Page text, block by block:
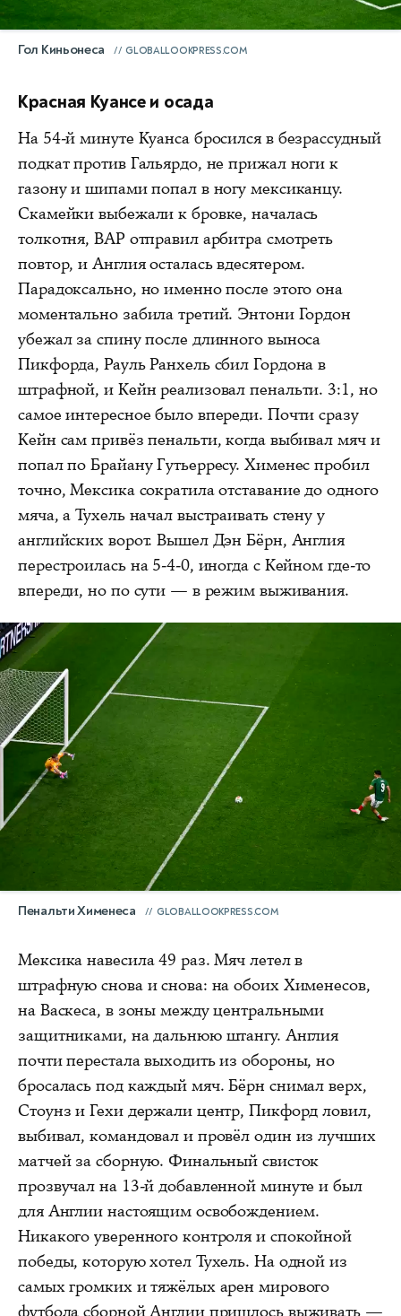
Гол Киньонеса GLOBALLOOKPRESS.COM
Красная Куансе и осада
На 54-й минуте Куанса бросился в безрассудный
подкат против Гальярдо, не прижал ноги к
газону и шипами попал в ногу мексиканцу.
Скамейки выбежали к бровке, началась
толкотня, ВАР отправил арбитра смотреть
повтор, и Англия осталась вдесятером.
Парадоксально, но именно после этого она
моментально забила третий. Энтони Гордон
убежал за спину после длинного выноса
Пикфорда, Рауль Ранхель сбил Гордона в
штрафной, и Кейн реализовал пенальти. 3:1, но
самое интересное было впереди. Почти сразу
Кейн сам привёз пенальти, когда выбивал мяч и
попал по Брайану Гутьерресу. Хименес пробил
точно, Мексика сократила отставание до одного
мяча, а Тухель начал выстраивать стену у
английских ворот. Вышел Дэн Бёрн, Англия
перестроилась на 5-4-0, иногда с Кейном где-то
впереди, но по сути — в режим выживания.
Пенальти Хименеса GLOBALLOOKPRESS.COM
Мексика навесила 49 раз. Мяч летел в
штрафную снова и снова: на обоих Хименесов,
на Васкеса, в зоны между центральными
защитниками, на дальнюю штангу. Англия
почти перестала выходить из обороны, но
бросалась под каждый мяч. Бёрн снимал верх,
Стоунз и Гехи держали центр, Пикфорд ловил,
выбивал, командовал и провёл один из лучших
матчей за сборную. Финальный свисток
прозвучал на 13-й добавленной минуте и был
для Англии настоящим освобождением.
Никакого уверенного контроля и спокойной
победы, которую хотел Тухель. На одной из
самых громких и тяжёлых арен мирового
футбола сборной Англии пришлось выживать —